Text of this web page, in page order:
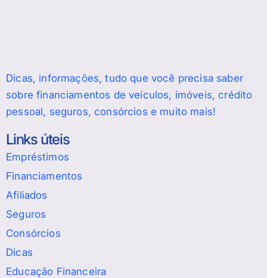
Dicas, informações, tudo que você precisa saber
sobre financiamentos de veículos, imóveis, crédito
pessoal, seguros, consórcios e muito mais!
Links úteis
Empréstimos
Financiamentos
Afiliados
Seguros
Consórcios
Dicas
Educação Financeira